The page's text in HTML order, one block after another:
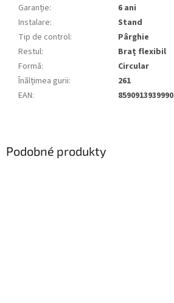
Garanție:
6 ani
Instalare:
Stand
Tip de control:
Pârghie
Restul:
Braț flexibil
Formă:
Circular
Înălțimea gurii:
261
EAN: 8590913939990
Podobné produkty